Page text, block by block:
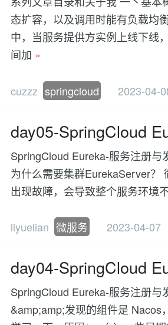
态扩容，以及调用时能有负载均
中，当服务提供方实例上线下线
间加 »
cuzzz springcloud 2023-04-
day05-SpringCloud
SpringCloud Eureka-服务注册
为什么需要集群EurekaServer？
出现故障，会导致整个服务环境
liyuelian 微服务 2023-04-07
day04-SpringCloud
SpringCloud Eureka-服务注册与
&amp;amp;发现的组件是 Nacos